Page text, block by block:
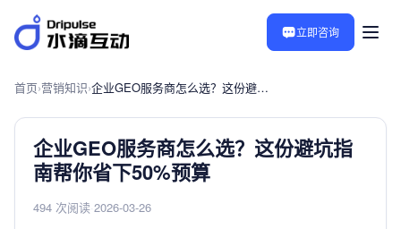
立即咨询
首页›营销知识› 企业GEO服务商怎么选？这份避坑指南帮你省下50%预算
企业GEO服务商怎么选？这份避坑指
南帮你省下50%预算
494 次阅读 2026-03-26